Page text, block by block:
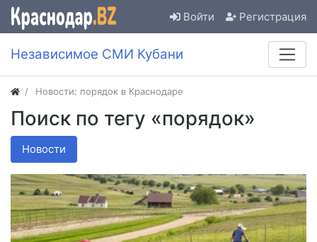
Войти Регистрация
Независимое СМИ Кубани
Новости: порядок в Краснодаре
Поиск по тегу «порядок»
Новости